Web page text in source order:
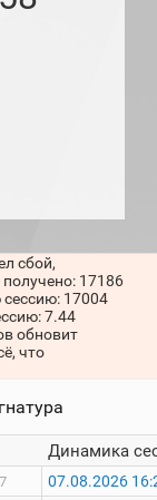
сбой,
17186
17004
7.44
обновит
что
Динамика
07.08.2026